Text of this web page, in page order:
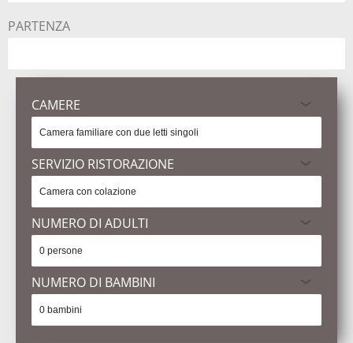
PARTENZA
CAMERE
SERVIZIO RISTORAZIONE
NUMERO DI ADULTI
NUMERO DI BAMBINI